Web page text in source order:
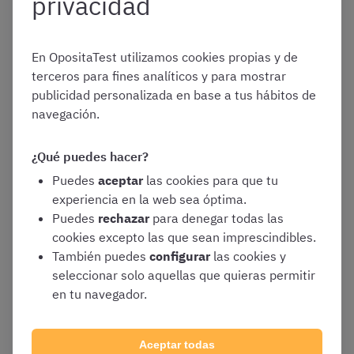
oposición? Consejos
Para hacer que
viable, aquí os dejamos algunos consejos clave.
Planificad el tiempo rigurosamente
Tener un trabajo a media jornadano significa que
tengáis tiempo ilimitado para estudiar, por lo que
planificación detallada sigue siendo fundamental.
Organizad un horario semanal donde asignéis franjas
En OpositaTest utilizamos cookies propias y de
terceros para fines analíticos y para mostrar
publicidad personalizada en base a tus hábitos de
navegación.
¿Qué puedes hacer?
Puedes aceptar las cookies para que tu
experiencia en la web sea óptima.
Puedes rechazar para denegar todas las
cookies excepto las que sean imprescindibles.
También puedes configurar las cookies y
seleccionar solo aquellas que quieras permitir
en tu navegador.
Aceptar todas